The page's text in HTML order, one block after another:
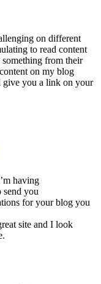
on different
to read content
from their
on my blog
give you a link on your
having
send you
for your blog you
site and I look